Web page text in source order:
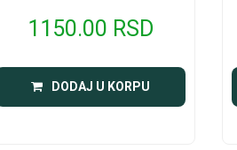
1150.00 RSD
DODAJ U KORPU